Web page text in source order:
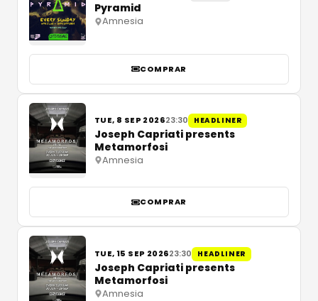
Pyramid
Amnesia
COMPRAR
TUE, 8 SEP 202623:30 HEADLINER
Joseph Capriati presents
Metamorfosi
Amnesia
COMPRAR
TUE, 15 SEP 202623:30 HEADLINER
Joseph Capriati presents
Metamorfosi
Amnesia